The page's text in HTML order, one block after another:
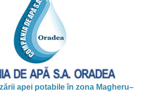
apei potabile în zona Magheru–